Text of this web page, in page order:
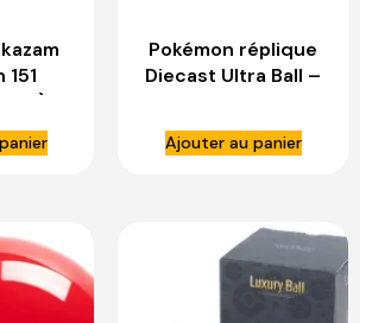
151
–
Pokémon réplique
Diecast Ultra Ball –
Ajouter au panier